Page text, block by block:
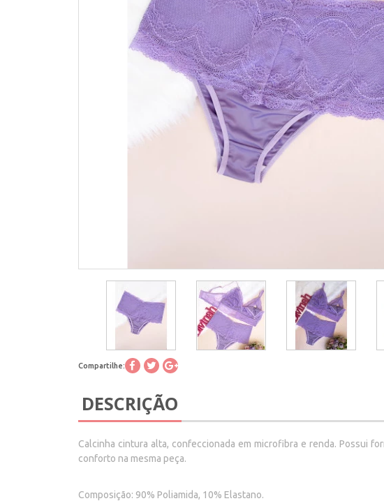
Compartilhe:
DESCRIÇÃO
Calcinha cintura alta, confeccionada em microfibra e renda. Possui
conforto na mesma peça.
Composição: 90% Poliamida, 10% Elastano.